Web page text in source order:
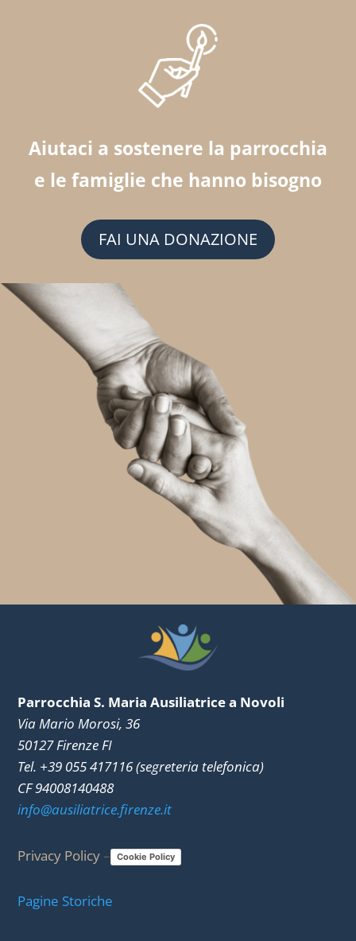
Aiutaci a sostenere la parrocchia
e le famiglie che hanno bisogno
FAI UNA DONAZIONE
Parrocchia S. Maria Ausiliatrice a Novoli
Via Mario Morosi, 36
50127 Firenze FI
Tel. +39 055 417116 (segreteria telefonica)
CF 94008140488
info@ausiliatrice.firenze.it
Privacy Policy – Cookie Policy
Pagine Storiche